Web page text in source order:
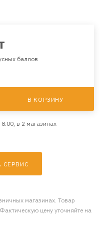
баллов
В КОРЗИНУ
в 2 магазинах
СЕРВИС
магазинах. Товар
цену уточняйте на